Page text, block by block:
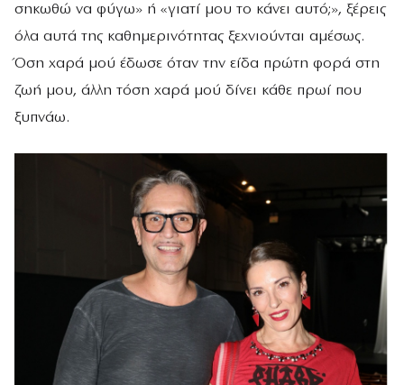
σηκωθώ να φύγω» ή «γιατί μου το κάνει αυτό;», ξέρεις
όλα αυτά της καθημερινότητας ξεχνιούνται αμέσως.
Όση χαρά μού έδωσε όταν την είδα πρώτη φορά στη
ζωή μου, άλλη τόση χαρά μού δίνει κάθε πρωί που
ξυπνάω.